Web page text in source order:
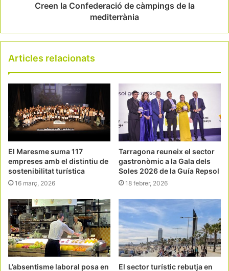
Creen la Confederació de càmpings de la
mediterrània
Articles relacionats
El Maresme suma 117
empreses amb el distintiu de
sostenibilitat turística
16 març, 2026
Tarragona reuneix el sector
gastronòmic a la Gala dels
Soles 2026 de la Guía Repsol
18 febrer, 2026
L’absentisme laboral posa en El sector turístic rebutja en